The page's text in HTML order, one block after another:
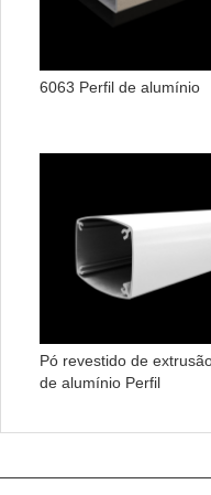
6063 Perfil de alumínio
Pó revestido de
de alumínio Perfil